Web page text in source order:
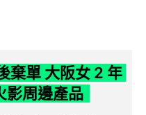
棄單 大阪女 2 年
影周邊產品